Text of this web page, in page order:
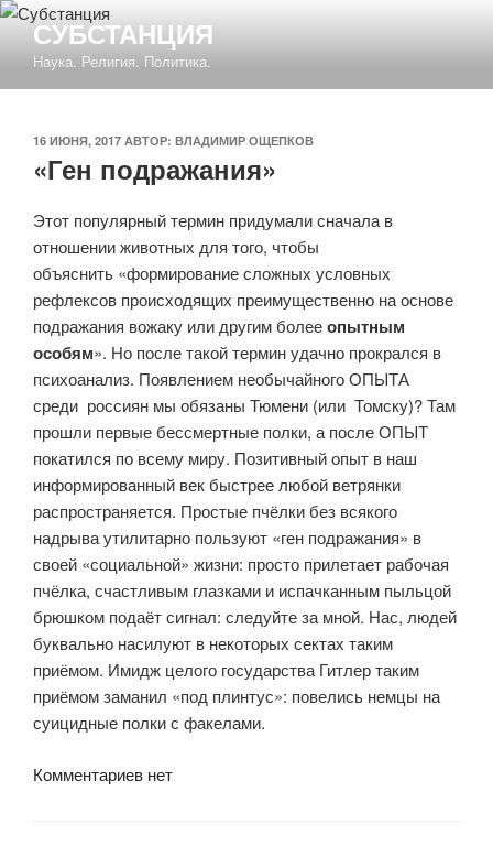
Перейти
содержимому
СУБСТАНЦИЯ
Наука. Религия. Политика.
ОПУБЛИКОВАНО
16 ИЮНЯ, 2017 АВТОР: ВЛАДИМИР ОЩЕПКОВ
«Ген подражания»
Этот популярный термин придумали сначала в
отношении животных для того, чтобы
объяснить «формирование сложных условных
рефлексов происходящих преимущественно на основе
подражания вожаку или другим болееопытным
особям». Но после такой термин удачно прокрался в
психоанализ. Появлением необычайного ОПЫТА
среди россиян мы обязаны Тюмени (или Томску)? Там
прошли первые бессмертные полки, а после ОПЫТ
покатился по всему миру. Позитивный опыт в наш
информированный век быстрее любой ветрянки
распространяется. Простые пчёлки без всякого
надрыва утилитарно пользуют «ген подражания» в
своей «социальной» жизни: просто прилетает рабочая
пчёлка, счастливым глазками и испачканным пыльцой
брюшком подаёт сигнал: следуйте за мной. Нас, людей
буквально насилуют в некоторых сектах таким
приёмом. Имидж целого государства Гитлер таким
приёмом заманил «под плинтус»: повелись немцы на
суицидные полки с факелами.
Комментариев нет